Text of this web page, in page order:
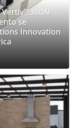
se
Innovation